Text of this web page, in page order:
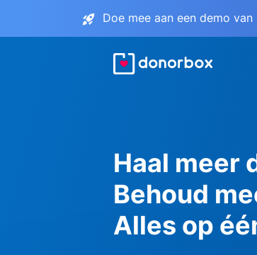
Doe mee aan een demo
Haal meer
Behoud
Alles op